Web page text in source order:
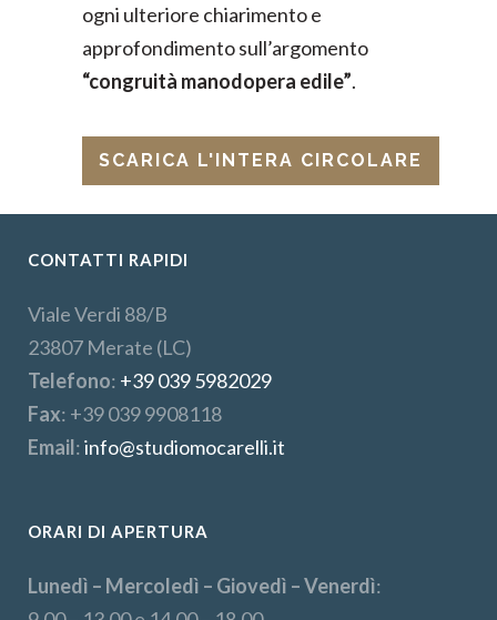
ogni ulteriore chiarimento e
approfondimento sull’argomento
“congruità manodopera edile”.
SCARICA L'INTERA CIRCOLARE
CONTATTI RAPIDI
Viale Verdi 88/B
23807 Merate (LC)
Telefono: +39 039 5982029
Fax: +39 039 9908118
Email:info@studiomocarelli.it
ORARI DI APERTURA
Lunedì – Mercoledì – Giovedì – Venerdì: